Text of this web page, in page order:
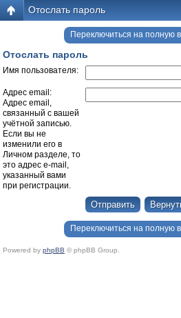
Отослать пароль
Переключиться на полную
Отослать пароль
Имя пользователя:
Адрес email:
Адрес email,
связанный с вашей
учётной записью.
Если вы не
изменили его в
Личном разделе, то
это адрес e-mail,
указанный вами
при регистрации.
Переключиться на полную
Powered by phpBB © phpBB Group.